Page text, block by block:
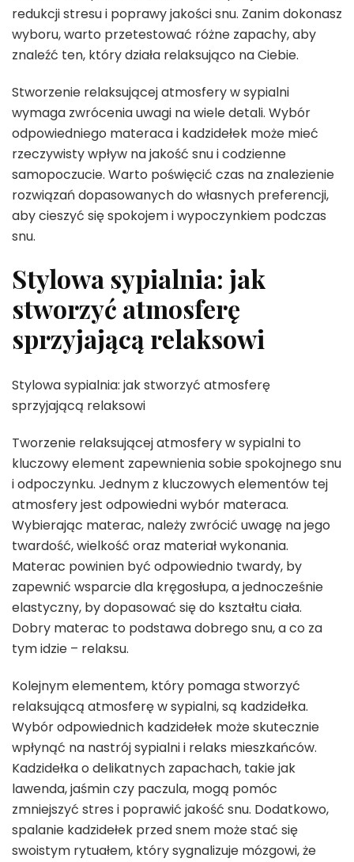
redukcji stresu i poprawy jakości snu. Zanim dokonasz
wyboru, warto przetestować różne zapachy, aby
znaleźć ten, który działa relaksująco na Ciebie.
Stworzenie relaksującej atmosfery w sypialni
wymaga zwrócenia uwagi na wiele detali. Wybór
odpowiedniego materaca i kadzidełek może mieć
rzeczywisty wpływ na jakość snu i codzienne
samopoczucie. Warto poświęcić czas na znalezienie
rozwiązań dopasowanych do własnych preferencji,
aby cieszyć się spokojem i wypoczynkiem podczas
snu.
Stylowa sypialnia: jak
stworzyć atmosferę
sprzyjającą relaksowi
Stylowa sypialnia: jak stworzyć atmosferę
sprzyjającą relaksowi
Tworzenie relaksującej atmosfery w sypialni to
kluczowy element zapewnienia sobie spokojnego snu
i odpoczynku. Jednym z kluczowych elementów tej
atmosfery jest odpowiedni wybór materaca.
Wybierając materac, należy zwrócić uwagę na jego
twardość, wielkość oraz materiał wykonania.
Materac powinien być odpowiednio twardy, by
zapewnić wsparcie dla kręgosłupa, a jednocześnie
elastyczny, by dopasować się do kształtu ciała.
Dobry materac to podstawa dobrego snu, a co za
tym idzie – relaksu.
Kolejnym elementem, który pomaga stworzyć
relaksującą atmosferę w sypialni, są kadzidełka.
Wybór odpowiednich kadzidełek może skutecznie
wpłynąć na nastrój sypialni i relaks mieszkańców.
Kadzidełka o delikatnych zapachach, takie jak
lawenda, jaśmin czy paczula, mogą pomóc
zmniejszyć stres i poprawić jakość snu. Dodatkowo,
spalanie kadzidełek przed snem może stać się
swoistym rytuałem, który sygnalizuje mózgowi, że